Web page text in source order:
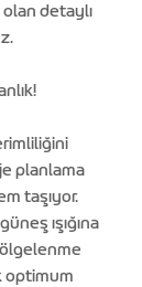
olan detaylı
planlama
taşıyor.
ışığına
optimum